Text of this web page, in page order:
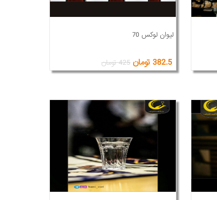
لیوان لوکس 70
382.5 تومان 425 تومان